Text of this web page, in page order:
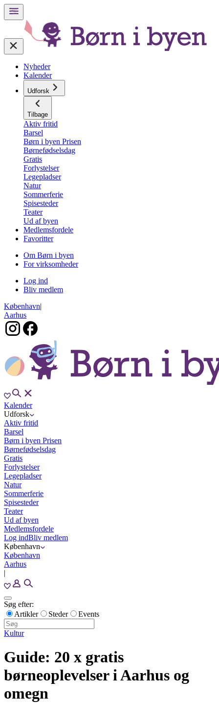
Nyheder
Kalender
Udforsk
Tilbage
Aktiv fritid
Barsel
Børn i byen Prisen
Børnefødselsdag
Gratis
Forlystelser
Legepladser
Natur
Sommerferie
Spisesteder
Teater
Ud af byen
Medlemsfordele
Favoritter
Om Børn i byen
For virksomheder
Log ind
Bliv medlem
København|
Aarhus
Kalender
Udforsk
Aktiv fritid
Barsel
Børn i byen Prisen
Børnefødselsdag
Gratis
Forlystelser
Legepladser
Natur
Sommerferie
Spisesteder
Teater
Ud af byen
Medlemsfordele
Log indBliv medlem
København
København
Aarhus
|
Søg efter:
Artikler
Steder Events
Kultur
Guide: 20 x gratis
børneoplevelser i Aarhus og
omegn